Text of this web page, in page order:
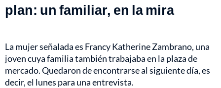
plan: un familiar, en la mira
La mujer señalada es Francy Katherine Zambrano, una
joven cuya familia también trabajaba en la plaza de
mercado. Quedaron de encontrarse al siguiente día, es
decir, el lunes para una entrevista.